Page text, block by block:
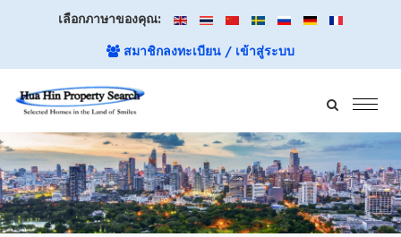
เลือกภาษาของคุณ:
สมาชิกลงทะเบียน / เข้าสู่ระบบ